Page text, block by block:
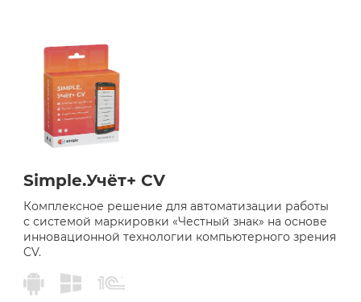
Simple.Учёт+ CV
Комплексное решение для автоматизации работы
с системой маркировки «Честный знак» на основе
инновационной технологии компьютерного зрения
CV.